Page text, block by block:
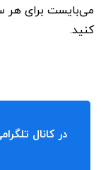
کنید.
در کانال